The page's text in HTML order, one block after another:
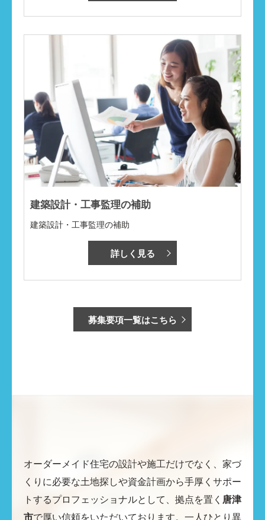
建築設計・工事監理の補助
建築設計・工事監理の補助
詳しく見る
募集要項一覧はこちら
オーダーメイド住宅の設計や施工だけでなく、家づ
くりに必要な土地探しや資金計画から手厚くサポー
トするプロフェッショナルとして、拠点を置く 唐津
市で厚い信頼をいただいております。一人ひとり異